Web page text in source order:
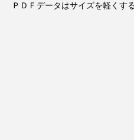
ＰＤＦデータはサイズを軽くす